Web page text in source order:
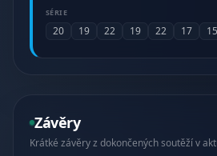
SÉRIE
20 19 22 19 22 17 15
Závěry
Krátké závěry z dokončených soutěží v